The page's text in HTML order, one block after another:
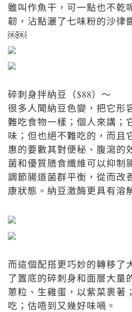
雖叫作魚干，可一點也不乾
韌，沾點灑了七味粉的沙律
￼￼
碎刺身拌納豆（$88）～
很多人聞納豆色變，把它形
難吃食物一樣；個人來講；
味；但也絕不難吃的，而且
惠的要數其對便秘、腹瀉的
菌和優質膳食纖維可以抑制
調節腸道菌群平衡，從而改
康狀態。納豆激酶更具有溶
而這個配搭更巧妙的轉移了
了置底的碎刺身和面層大量
蔥粒、生雞蛋，以紫菜裹著
吃；估唔到又幾好味喎。